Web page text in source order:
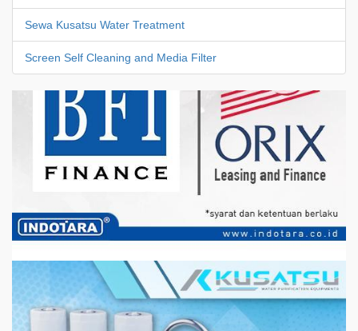
Sewa Kusatsu Water Treatment
Screen Self Cleaning and Media Filter